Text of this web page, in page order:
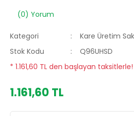
(0) Yorum
Kategori
Kare Üretim
Stok Kodu
Q96UHSD
* 1.161,60 TL den başlayan taksitlerle!
1.161,60 TL